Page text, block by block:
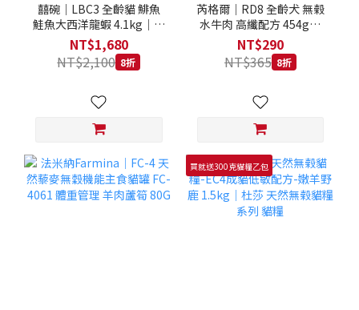
囍碗｜LBC3 全齡貓 鯡魚
鮭魚大西洋龍蝦 4.1kg｜加
拿大 Loveabowl 天然無穀
糧 4.1公斤 成貓 無穀貓飼
料
NT$1,680
NT$2,100 8折
芮格爾｜RD8 全齡犬 無榖
水牛肉 高纖配方 454g｜
REGAL 天然犬糧 狗飼料
NT$290
NT$365 8折
買就送300克貓糧乙包